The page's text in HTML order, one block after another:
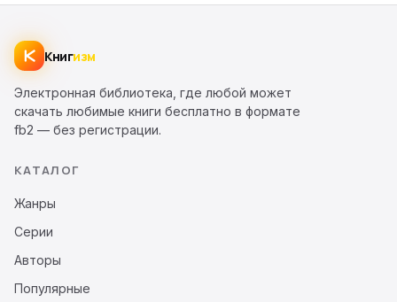
Книгизм
Электронная библиотека, где любой может
скачать любимые книги бесплатно в формате
fb2 — без регистрации.
КАТАЛОГ
Жанры
Серии
Авторы
Популярные